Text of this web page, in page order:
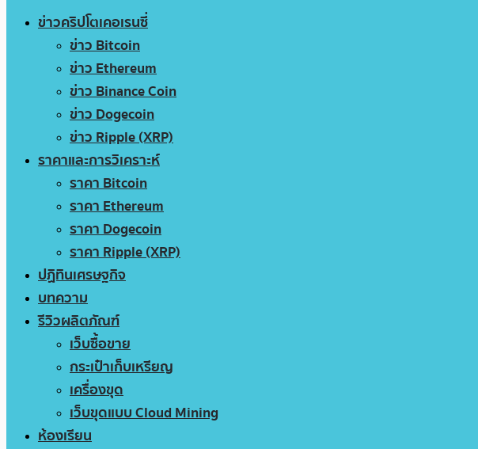
ข่าวคริปโตเคอเรนซี่
ข่าว Bitcoin
ข่าว Ethereum
ข่าว Binance Coin
ข่าว Dogecoin
ข่าว Ripple (XRP)
ราคาและการวิเคราะห์
ราคา Bitcoin
ราคา Ethereum
ราคา Dogecoin
ราคา Ripple (XRP)
ปฏิทินเศรษฐกิจ
บทความ
รีวิวผลิตภัณฑ์
เว็บซื้อขาย
กระเป๋าเก็บเหรียญ
เครื่องขุด
เว็บขุดแบบ Cloud Mining
ห้องเรียน